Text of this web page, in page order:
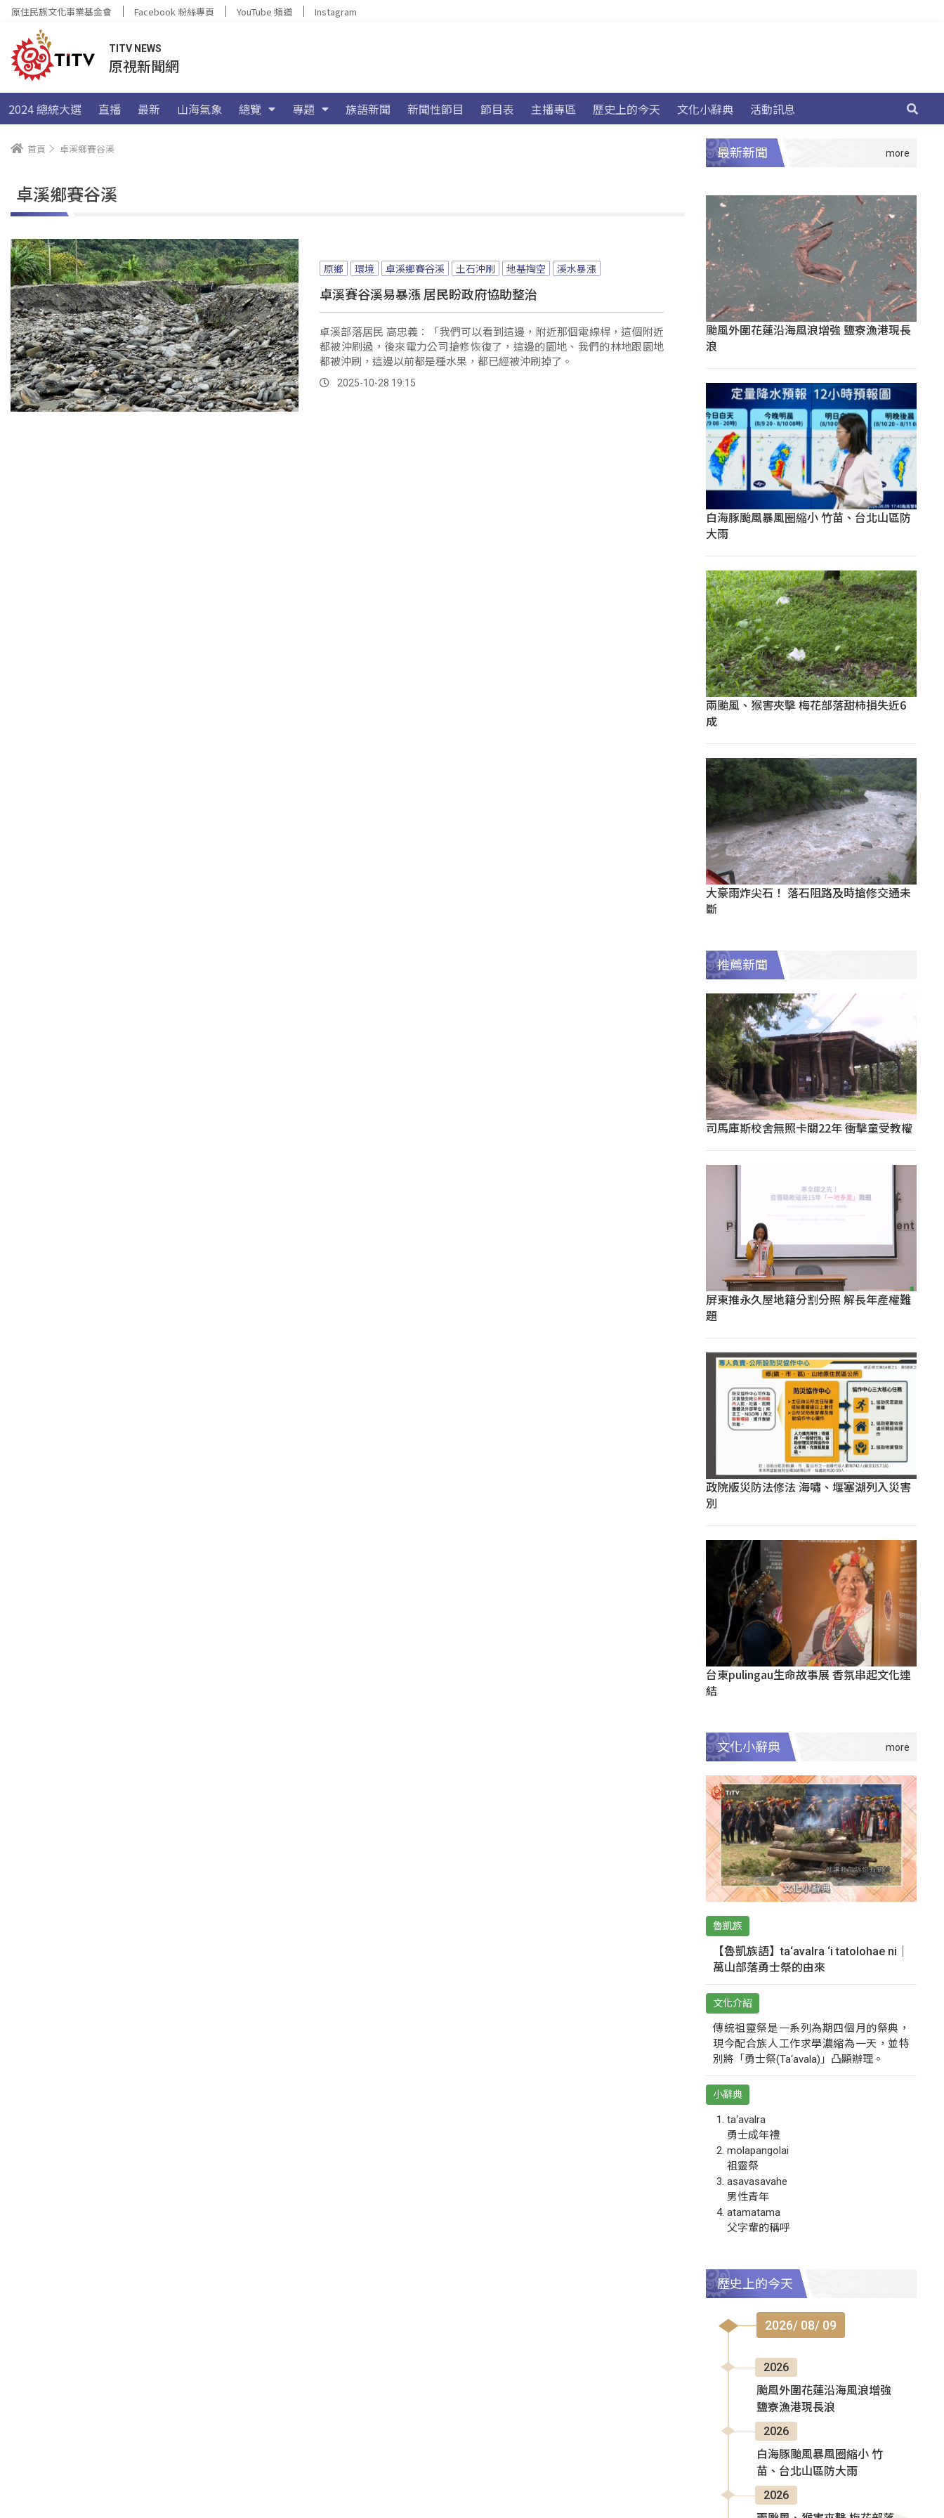
原住民族文化事業基金會 Facebook 粉絲專頁 YouTube 頻道 Instagram
TITV NEWS
原視新聞網
2024 總統大選 直播 最新 山海氣象 總覽 專題 族語新聞 新聞性節目 節目表 主播專區 歷史上的今天 文化小辭典 活動訊息
首頁 卓溪鄉賽谷溪
卓溪鄉賽谷溪
原鄉 環境 卓溪鄉賽谷溪 土石沖刷 地基掏空 溪水暴漲
卓溪賽谷溪易暴漲 居民盼政府協助整治
卓溪部落居民 高忠義：「我們可以看到這邊，附近那個電線桿，這個附近
都被沖刷過，後來電力公司搶修恢復了，這邊的園地、我們的林地跟園地
都被沖刷，這邊以前都是種水果，都已經被沖刷掉了。
2025-10-28 19:15
最新新聞
颱風外圍花蓮沿海風浪增強 鹽寮漁港現長
浪
白海豚颱風暴風圈縮小 竹苗、台北山區防
大雨
兩颱風、猴害夾擊 梅花部落甜柿損失近6
成
大豪雨炸尖石！ 落石阻路及時搶修交通未
斷
推薦新聞
司馬庫斯校舍無照卡關22年 衝擊童受教權
屏東推永久屋地籍分割分照 解長年產權難
題
政院版災防法修法 海嘯、堰塞湖列入災害
別
台東pulingau生命故事展 香氛串起文化連
結
文化小辭典
魯凱族
【魯凱族語】ta‘avalra ‘i tatolohae ni｜
萬山部落勇士祭的由來
文化介紹
傳統祖靈祭是一系列為期四個月的祭典，
現今配合族人工作求學濃縮為一天，並特
別將「勇士祭(Ta‘avala)」凸顯辦理。
小辭典
ta‘avalra
勇士成年禮
molapangolai
祖靈祭
asavasavahe
男性青年
atamatama
父字輩的稱呼
歷史上的今天
2026/ 08/ 09
2026
颱風外圍花蓮沿海風浪增強
鹽寮漁港現長浪
2026
白海豚颱風暴風圈縮小 竹
苗、台北山區防大雨
2026